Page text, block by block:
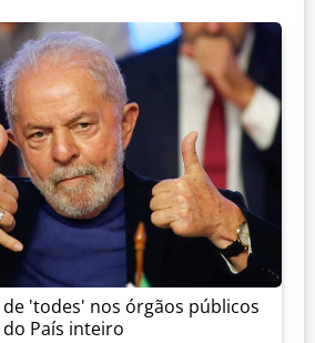
'todes' nos órgãos públicos
do País inteiro